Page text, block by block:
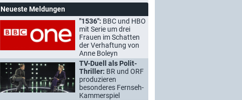
Neueste Meldungen
"1536": BBC und HBO
mit Serie um drei
Frauen im Schatten
der Verhaftung von
Anne Boleyn
TV-Duell als Polit-
Thriller: BR und ORF
produzieren
besonderes Fernseh-
Kammerspiel